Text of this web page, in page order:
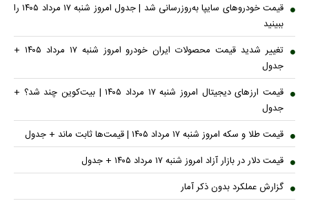
قیمت خودرو‌های سایپا به‌روز‌رسانی شد | جدول امروز شنبه ۱۷ مرداد ۱۴۰۵ را
ببینید
تغییر شدید قیمت محصولات ایران خودرو امروز شنبه ۱۷ مرداد ۱۴۰۵ +
جدول
قیمت ارز‌های دیجیتال امروز شنبه ۱۷ مرداد ۱۴۰۵ | بیت‌کوین چند شد؟ +
جدول
قیمت طلا و سکه امروز شنبه ۱۷ مرداد ۱۴۰۵ | قیمت‌ها ثابت ماند + جدول
قیمت دلار در بازار آزاد امروز شنبه ۱۷ مرداد ۱۴۰۵ + جدول
گزارش عملکرد بدون ذکر آمار